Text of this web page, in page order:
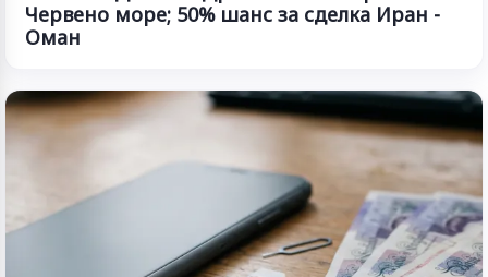
Червено море; 50% шанс за сделка Иран -
Оман